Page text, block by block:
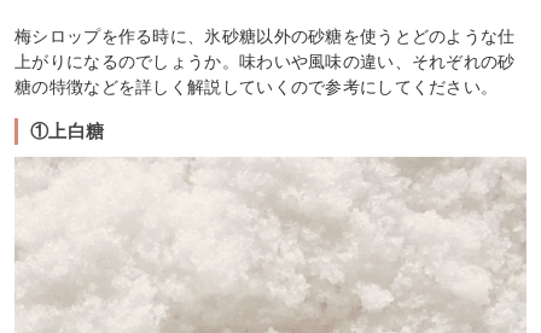
梅シロップを作る時に、氷砂糖以外の砂糖を使うとどのような仕
上がりになるのでしょうか。味わいや風味の違い、それぞれの砂
糖の特徴などを詳しく解説していくので参考にしてください。
①上白糖